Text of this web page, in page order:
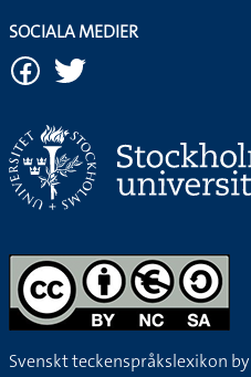
SOCIALA MEDIER
Svenskt teckenspråkslexikon by